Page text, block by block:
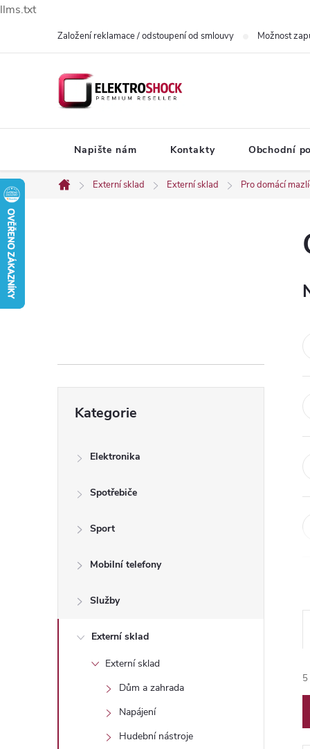
llms.txt
Založení reklamace / odstoupení od smlouvy Možnost
Napište nám Kontakty Obchodní
Domů
Externí sklad Externí sklad Pro domácí
r
n
kategorie
Kategorie
Elektronika
Spotřebiče
Sport
Mobilní telefony
Služby
Externí sklad
Externí sklad
Dům a zahrada
Napájení
Hudební nástroje
a5